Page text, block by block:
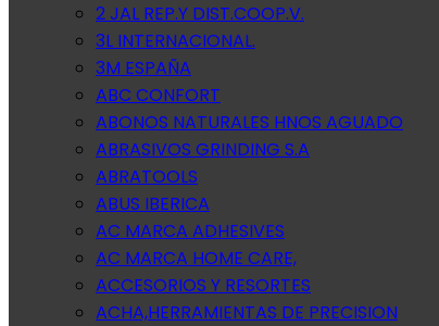
2 JAL REP.Y DIST.COOP.V.
3L INTERNACIONAL.
3M ESPAÑA
ABC CONFORT
ABONOS NATURALES HNOS AGUADO
ABRASIVOS GRINDING S.A
ABRATOOLS
ABUS IBERICA
AC MARCA ADHESIVES
AC MARCA HOME CARE,
ACCESORIOS Y RESORTES
ACHA,HERRAMIENTAS DE PRECISION